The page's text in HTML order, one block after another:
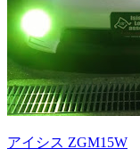
アイシス ZGM15W